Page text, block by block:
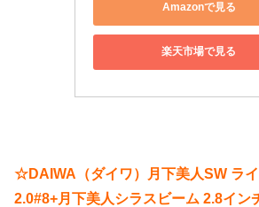
Amazonで見る
楽天市場で見る
☆DAIWA（ダイワ）月下美人SW ラ
2.0#8+月下美人シラスビーム 2.8イン